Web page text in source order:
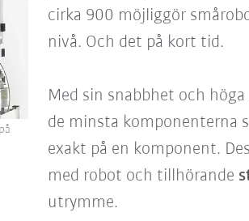
cirka 900 möjliggör
nivå. Och det på kort tid.
Med sin snabbhet och
de minsta komponenterna
exakt på en komponent.
med robot och tillhörande
utrymme.